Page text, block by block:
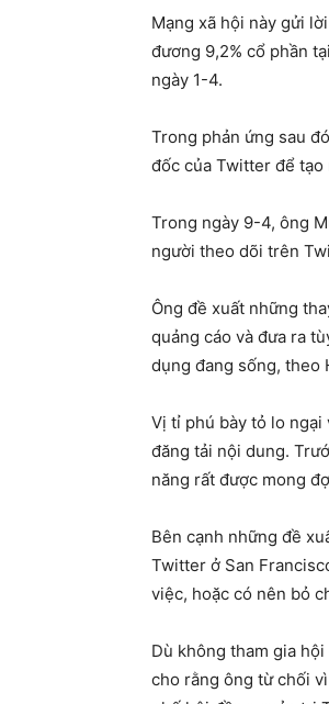
Mạng xã hội này gửi
đương 9,2% cổ phần
ngày 1-4.
Trong phản ứng sau
đốc của Twitter để tạo
Trong ngày 9-4, ông
người theo dõi trên
Ông đề xuất những
quảng cáo và đưa ra
dụng đang sống, theo
Vị tỉ phú bày tỏ lo
đăng tải nội dung.
năng rất được mong
Bên cạnh những đề
Twitter ở San
việc, hoặc có nên bỏ
Dù không tham gia
cho rằng ông từ chối